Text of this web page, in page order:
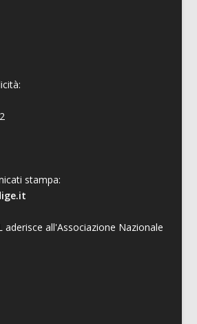
stampa:
aderisce all'Associazione Nazionale